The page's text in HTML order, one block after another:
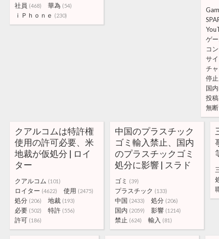
社員 (468) 華為 (54)
ｉＰｈｏｎｅ (230)
ゲ
コ
サ
チ
停止
国内
投稿
無断
クアルコムは特許権
使用の許可必要、米
地裁が仮処分 | ロイ
ター
クアルコム (101)
ロイター (4622) 使用 (2475)
処分 (206) 地裁 (193)
必要 (502) 特許 (556)
許可 (186)
中国のプラスチック
ゴミ輸入禁止、国内
のプラスチックゴミ
処分に影響 | スラド
ゴミ (39)
プラスチック (133)
中国 (2433) 処分 (206)
国内 (2059) 影響 (1214)
禁止 (624) 輸入 (81)